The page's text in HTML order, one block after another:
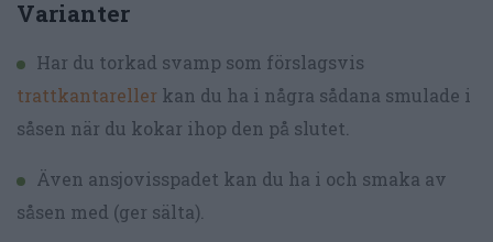
Varianter
Har du torkad svamp som förslagsvis
trattkantareller kan du ha i några sådana smulade i
såsen när du kokar ihop den på slutet.
Även ansjovisspadet kan du ha i och smaka av
såsen med (ger sälta).